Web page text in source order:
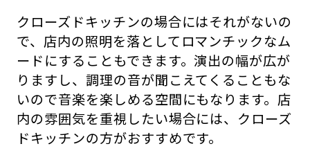
クローズドキッチンの場合にはそれがないの
で、店内の照明を落としてロマンチックなム
ードにすることもできます。演出の幅が広が
りますし、調理の音が聞こえてくることもな
いので音楽を楽しめる空間にもなります。店
内の雰囲気を重視したい場合には、クローズ
ドキッチンの方がおすすめです。